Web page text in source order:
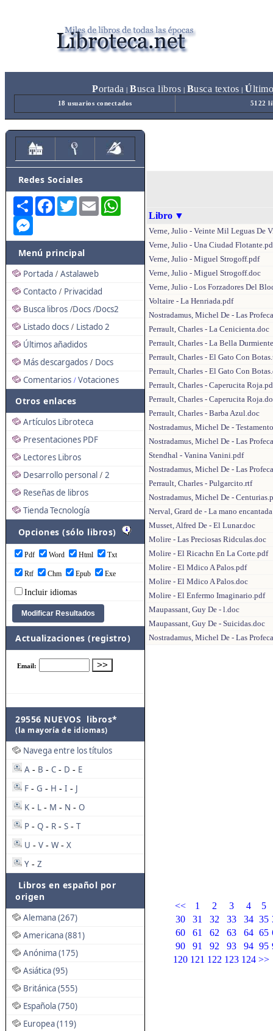
Portada Busca libros Busca textos Ú
18 usuarios conectados 5122
Redes Sociales
Share FacebookTwitterEmail
Menú principal
Portada / Astalaweb
Contacto / Privacidad
Busca libros /Docs /Docs2
Listado docs / Listado 2
Últimos añadidos
Más descargados / Docs
Comentarios / Votaciones
Otros enlaces
Artículos Libroteca
Presentaciones PDF
Lectores Libros
Desarrollo personal / 2
Reseñas de libros
Tienda Tecnología
Opciones (sólo libros)
Pdf Word Html Txt
Rtf Chm Epub Exe
Incluir idiomas
Actualizaciones (registro)
29556 NUEVOS libros*
(la mayoría de idiomas)
Navega entre los títulos
A - B - C - D - E
F - G - H - I - J
K - L - M - N - O
P - Q - R - S - T
U - V - W - X
Y - Z
Libros en español por
origen
Alemana (267)
Americana (881)
Anónima (175)
Asiática (95)
Británica (555)
Española (750)
Europea (119)
Libro ▼
Verne, Julio - Veinte Mil Leguas De
Verne, Julio - Una Ciudad
Verne, Julio - Miguel Strogoff.pdf
Verne, Julio - Miguel Strogoff.doc
Verne, Julio - Los Forzadores Del
Voltaire - La Henriada.pdf
Nostradamus, Michel De - Las
Perrault, Charles - La Cenicienta.doc
Perrault, Charles - La Bella
Perrault, Charles - El Gato Con
Perrault, Charles - El Gato Con
Perrault, Charles - Caperucita
Perrault, Charles - Caperucita
Perrault, Charles - Barba Azul.doc
Nostradamus, Michel De -
Nostradamus, Michel De - Las
Stendhal - Vanina Vanini.pdf
Nostradamus, Michel De - Las
Perrault, Charles - Pulgarcito.rtf
Nostradamus, Michel De -
Nerval, Grard de - La mano
Musset, Alfred De - El Lunar.doc
Molire - Las Preciosas Ridculas.doc
Molire - El Ricachn En La Corte.pdf
Molire - El Mdico A Palos.pdf
Molire - El Mdico A Palos.doc
Molire - El Enfermo Imaginario.pdf
Maupassant, Guy De - l.doc
Maupassant, Guy De - Suicidas.doc
Nostradamus, Michel De - Las
<< 1 2 3 4
5
30
31 32 33 34 35
60
61 62 63 64 65
90
91 92 93 94 95
120 121 122 123 124 >>